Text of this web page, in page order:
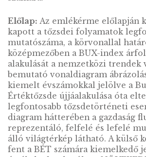
Az 1864-ben alapított első
örököseként a Budapesti
meghatározó szerepet tölt
Magyarország, mind a
tőkepiacán. A 30 évvel
újraalapítást követő
köszönhetően a BÉT mára a
leginnovatívabb piacává
és tőkepiac központi
forrásbevonási lehetőséget
élet szereplőinek, egyúttal a